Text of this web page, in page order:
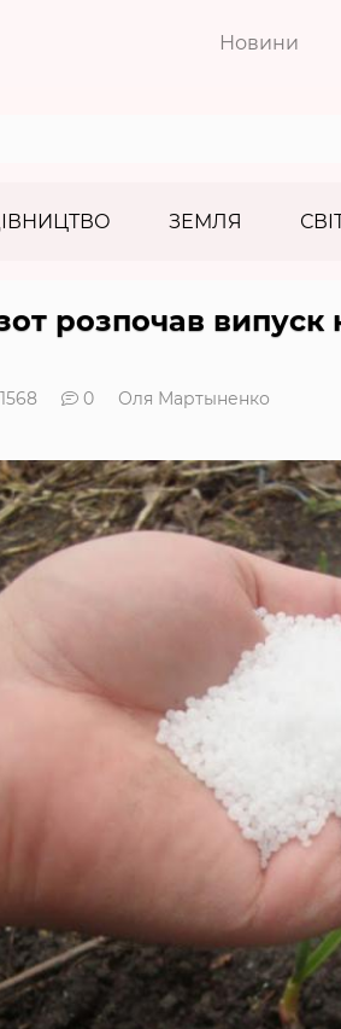
Новини
ЗЕМЛЯ
розпочав випуск
0 Оля Мартыненко